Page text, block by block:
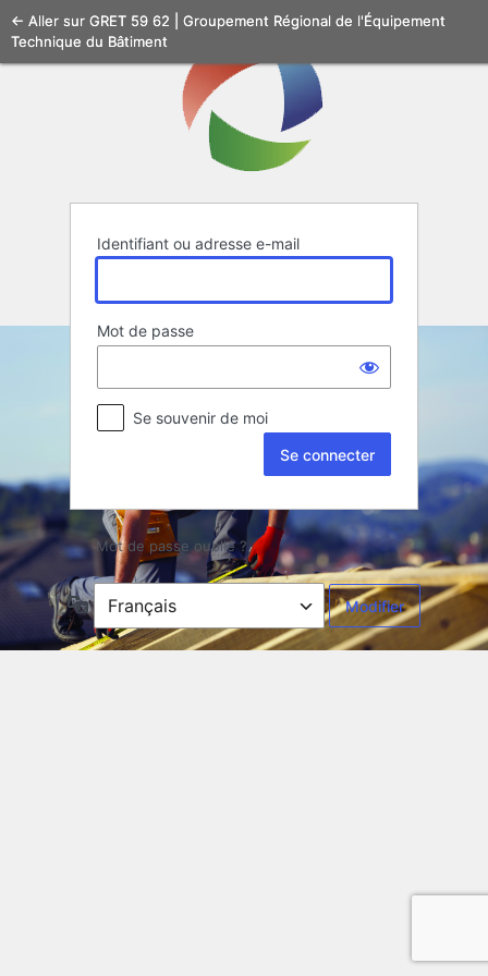
Se
connecter
Identifiant ou adresse e-mail
Mot de passe
Se souvenir de moi
Mot de passe oublié ?
← Aller sur GRET 59 62 | Groupement Régional de l'Équipement
Technique du Bâtiment
Langue